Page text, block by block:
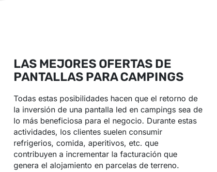
LAS MEJORES OFERTAS DE
PANTALLAS PARA CAMPINGS
Todas estas posibilidades hacen que el retorno de
la inversión de una pantalla led en campings sea de
lo más beneficiosa para el negocio. Durante estas
actividades, los clientes suelen consumir
refrigerios, comida, aperitivos, etc. que
contribuyen a incrementar la facturación que
genera el alojamiento en parcelas de terreno.